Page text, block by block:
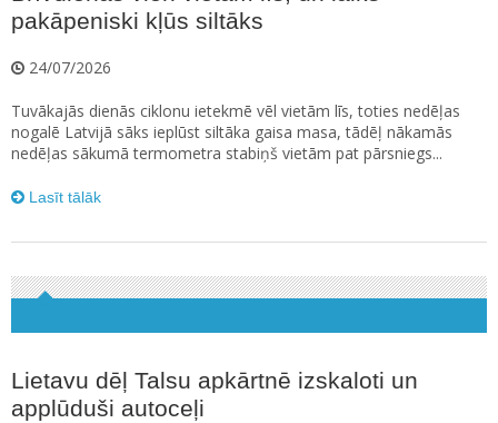
pakāpeniski kļūs siltāks
24/07/2026
Tuvākajās dienās ciklonu ietekmē vēl vietām līs, toties nedēļas
nogalē Latvijā sāks ieplūst siltāka gaisa masa, tādēļ nākamās
nedēļas sākumā termometra stabiņš vietām pat pārsniegs...
Lasīt tālāk
Lietavu dēļ Talsu apkārtnē izskaloti un
applūduši autoceļi